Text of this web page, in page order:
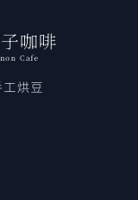
咖啡
Cafe
烘豆